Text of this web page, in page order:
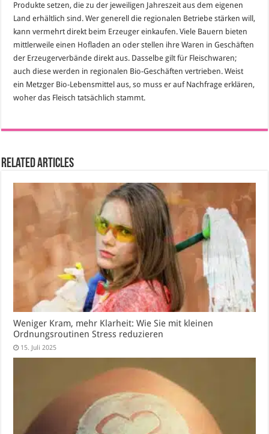
Produkte setzen, die zu der jeweiligen Jahreszeit aus dem eigenen
Land erhältlich sind. Wer generell die regionalen Betriebe stärken will,
kann vermehrt direkt beim Erzeuger einkaufen. Viele Bauern bieten
mittlerweile einen Hofladen an oder stellen ihre Waren in Geschäften
der Erzeugerverbände direkt aus. Dasselbe gilt für Fleischwaren;
auch diese werden in regionalen Bio-Geschäften vertrieben. Weist
ein Metzger Bio-Lebensmittel aus, so muss er auf Nachfrage erklären,
woher das Fleisch tatsächlich stammt.
Related Articles
Weniger Kram, mehr Klarheit: Wie Sie mit kleinen
Ordnungsroutinen Stress reduzieren
15. Juli 2025